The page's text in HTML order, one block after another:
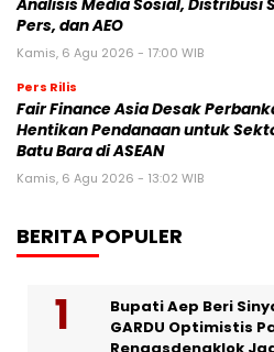
Analisis Media Sosial, Distribusi
Pers, dan AEO
Kamis, 6 Agu 2026 - 17:00 WIB
Pers Rilis
Fair Finance Asia Desak
Hentikan Pendanaan untuk
Batu Bara di ASEAN
Kamis, 6 Agu 2026 - 13:02 WIB
BERITA POPULER
Bupati Aep Beri
GARDU Optimistis